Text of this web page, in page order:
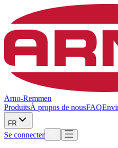
Arno-Remmen
ProduitsÀ propos de nousFAQ
FR
Se connecter